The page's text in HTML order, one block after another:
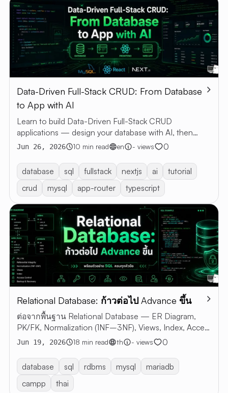
Data-Driven Full-Stack CRUD: From Database
to App with AI
Learn to build Data-Driven Full-Stack CRUD
applications — design your database with AI, then
generate a web app with Next.js and MySQL.
Jun 26, 2026 10 min read en - views 0
database sql fullstack nextjs ai
tutorial
crud
mysql app-router typescript
Relational Database: ก้าวต่อไป Advance ขึ้น
ต่อจากพื้นฐาน Relational Database — ER Diagram,
PK/FK, Normalization (1NF–3NF), Views, Index, Access
Control, Backup & Recovery พร้อมตัวอย่าง SQL
Jun 19, 2026 18 min read th - views 0
database sql rdbms mysql
mariadb
campp
thai